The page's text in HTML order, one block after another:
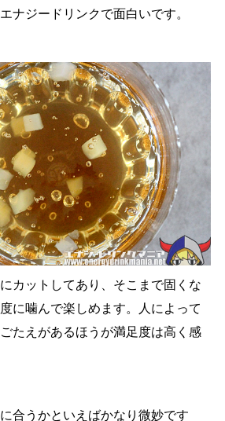
ナジードリンクで面白いです。
カットしてあり、そこまで固くな
に噛んで楽しめます。人によって
たえがあるほうが満足度は高く感
合うかといえばかなり微妙です